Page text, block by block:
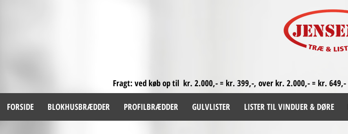
Fragt: ved køb op til kr. 2.000,- = kr. 399,-, over kr. 2.000,- = kr. 649,-
FORSIDE BLOKHUSBRÆDDER PROFILBRÆDDER GULVLISTER LISTER TIL VINDUER & DØRE